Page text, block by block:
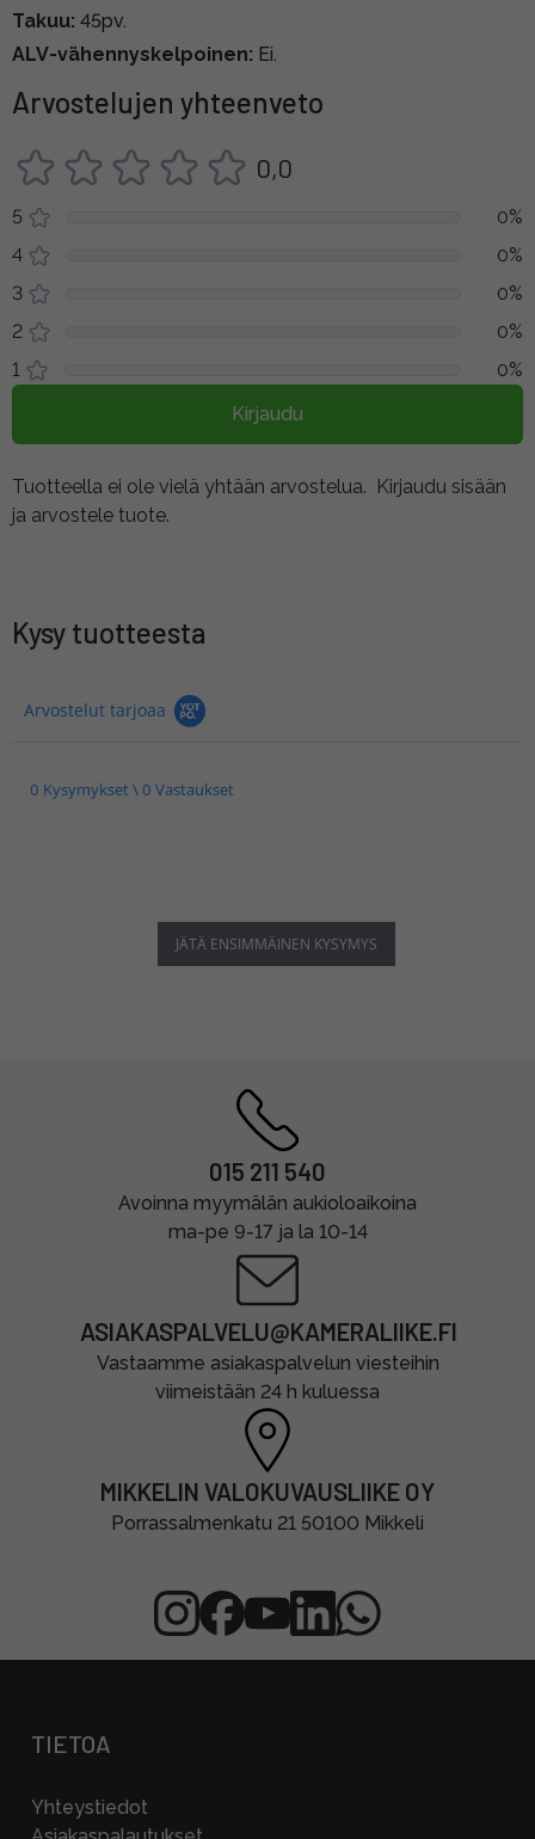
Takuu: 45pv.
ALV-vähennyskelpoinen: Ei.
Arvostelujen yhteenveto
0,0
5
0%
4
0%
3
0%
2
0%
1
0%
Kirjaudu
Tuotteella ei ole vielä yhtään arvostelua. Kirjaudu sisään
ja arvostele tuote.
Kysy tuotteesta
Arvostelut tarjoaa
0 Kysymykset \ 0 Vastaukset
JÄTÄ ENSIMMÄINEN KYSYMYS
015 211 540
Avoinna myymälän aukioloaikoina
ma-pe 9-17 ja la 10-14
ASIAKASPALVELU@KAMERALIIKE.FI
Vastaamme asiakaspalvelun viesteihin
viimeistään 24 h kuluessa
MIKKELIN VALOKUVAUSLIIKE OY
Porrassalmenkatu 21 50100 Mikkeli
TIETOA
Yhteystiedot